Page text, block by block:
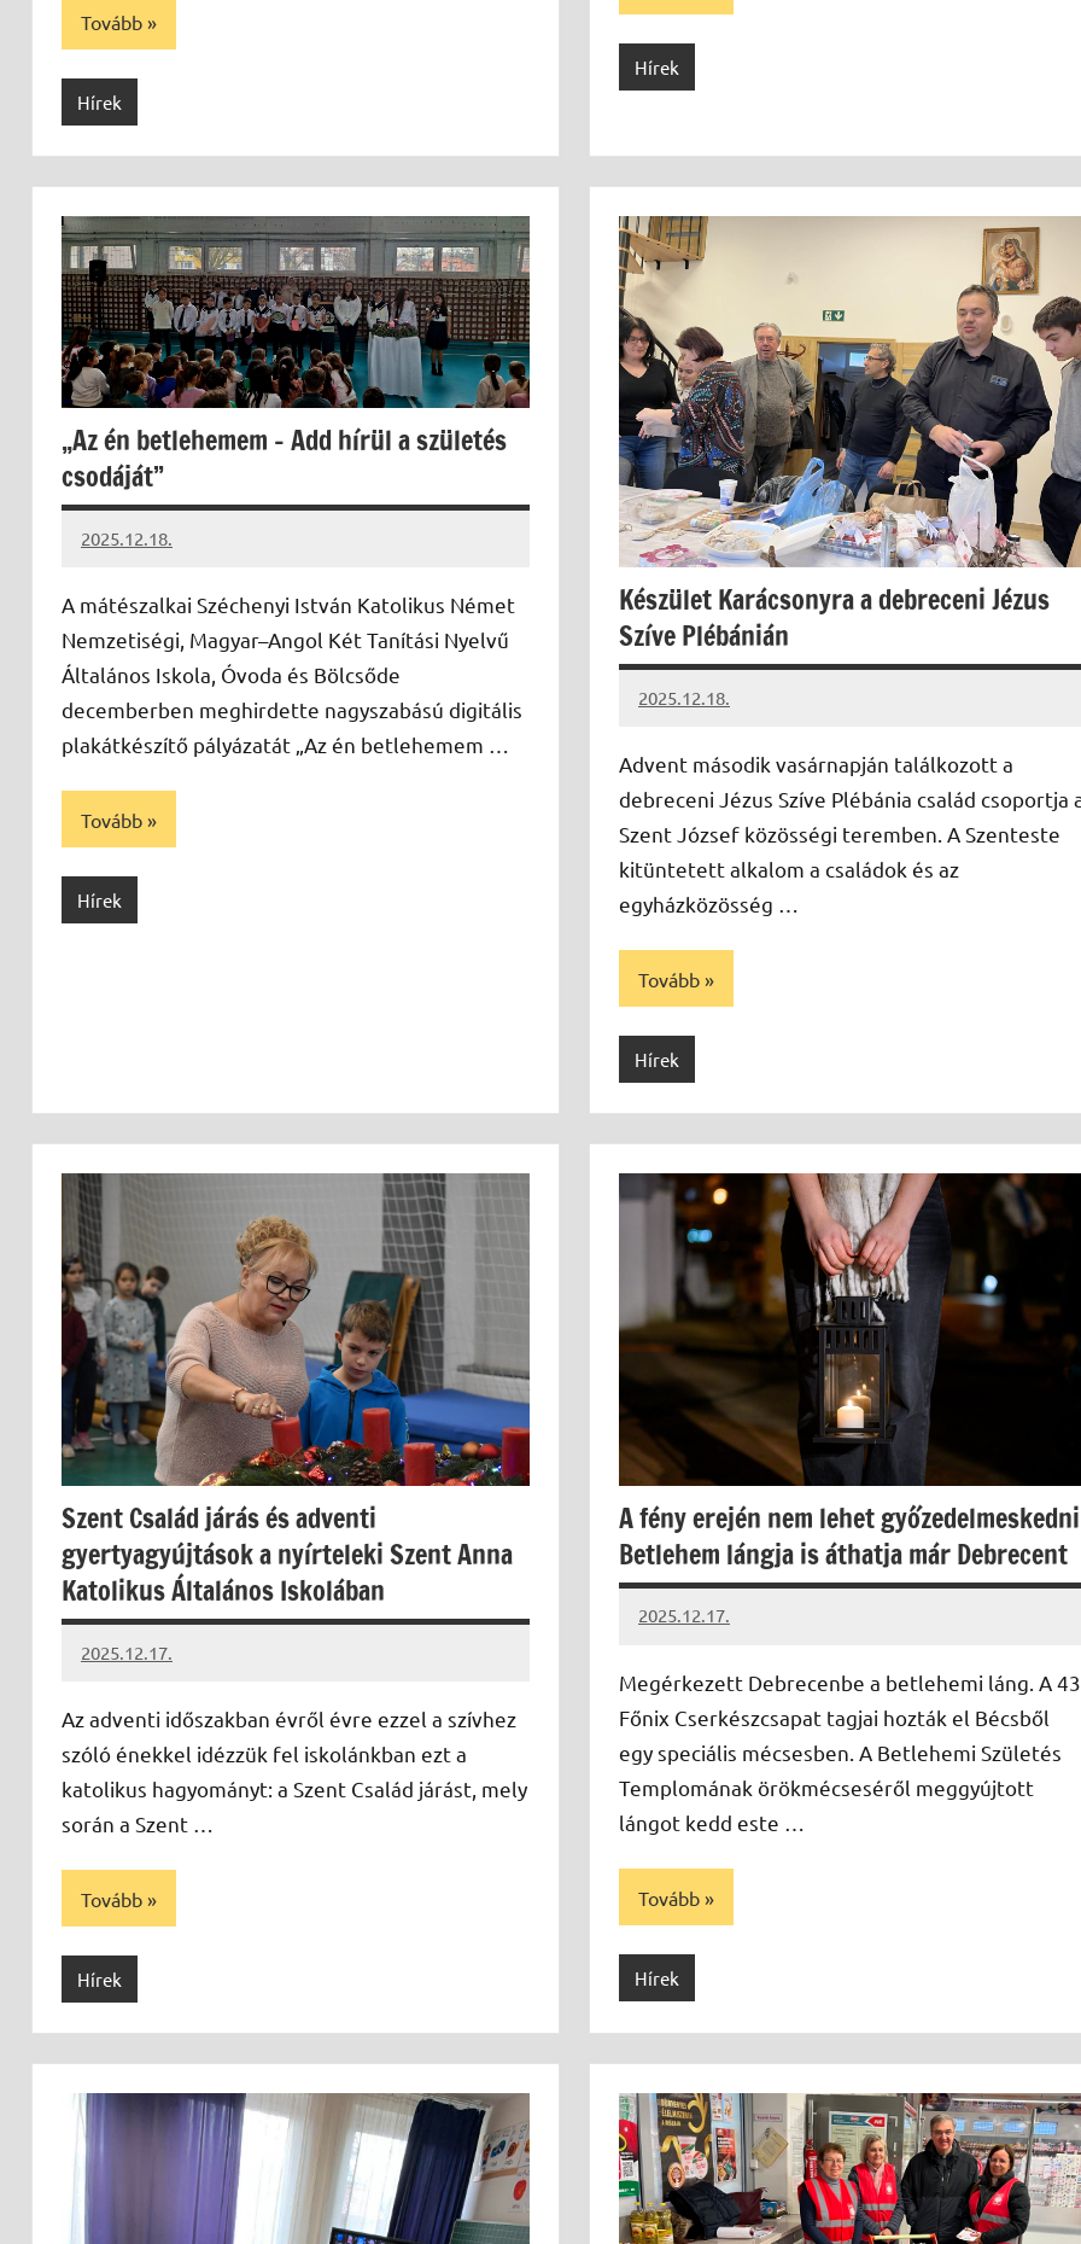
Tovább
Hírek
Hírek
„Az én betlehemem – Add hírül a születés
csodáját”
2025.12.18.
Leiszt
A mátészalkai Széchenyi István Katolikus Német
Nemzetiségi, Magyar–Angol Két Tanítási Nyelvű
Általános Iskola, Óvoda és Bölcsőde
decemberben meghirdette nagyszabású digitális
plakátkészítő pályázatát „Az én betlehemem …
Tovább
Hírek
Készület Karácsonyra a debreceni Jézus
Szíve Plébánián
2025.12.18.
Leiszt
Advent második vasárnapján találkozott a
debreceni Jézus Szíve Plébánia család csoportja
Szent József közösségi teremben. A Szenteste
kitüntetett alkalom a családok és az
egyházközösség …
Tovább
Hírek
Szent Család járás és adventi
gyertyagyújtások a nyírteleki Szent Anna
Katolikus Általános Iskolában
2025.12.17.
Leiszt
Az adventi időszakban évről évre ezzel a szívhez
szóló énekkel idézzük fel iskolánkban ezt a
katolikus hagyományt: a Szent Család járást, mely
során a Szent …
Tovább
Hírek
A fény erején nem lehet
Betlehem lángja is áthatja már Debrecent
2025.12.17.
Leiszt
Megérkezett Debrecenbe a betlehemi láng. A
Főnix Cserkészcsapat tagjai hozták el Bécsből
egy speciális mécsesben. A Betlehemi Születés
Templomának örökmécseséről meggyújtott
lángot kedd este …
Tovább
Hírek